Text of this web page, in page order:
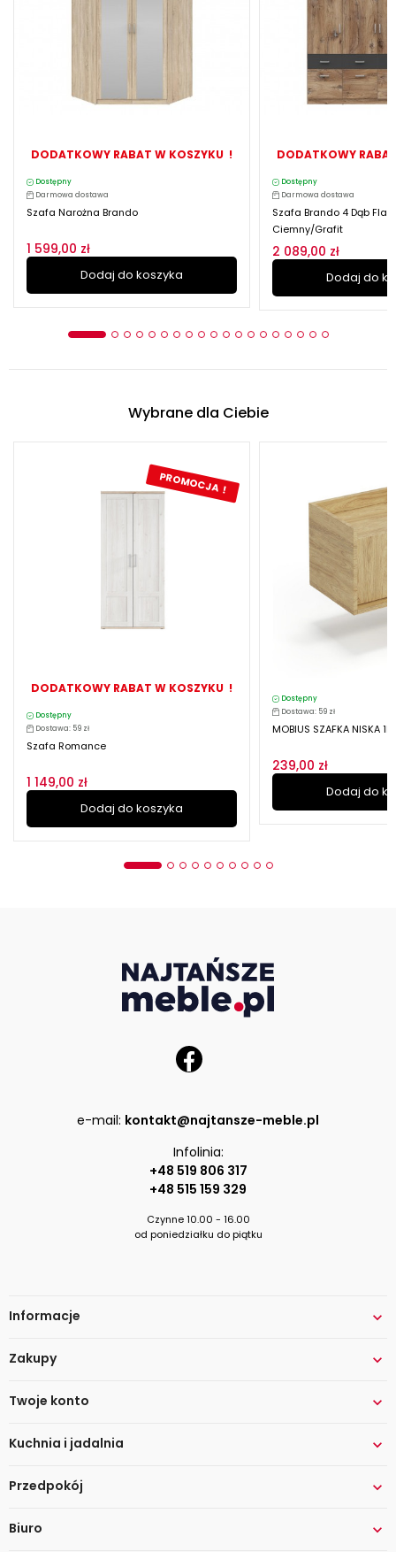
DODATKOWY RABAT W KOSZYKU !
Dostępny
Darmowa dostawa
Szafa Narożna Brando
1 599,00 zł
Dodaj do koszyka
DODATKOWY
Dostępny
Darmowa dostawa
Szafa Brando 4 Dąb
Ciemny/grafit
2 089,00 zł
Dodaj do
Wybrane dla Ciebie
PROMOCJA !
DODATKOWY RABAT W KOSZYKU !
Dostępny
Dostawa: 59 zł
Szafa Romance
1 149,00 zł
Dodaj do koszyka
Dostępny
Dostawa: 59 zł
MOBIUS SZAFKA NISKA
239,00 zł
Dodaj do
e-mail: kontakt@najtansze-meble.pl
Infolinia:
+48 519 806 317
+48 515 159 329
Czynne 10.00 - 16.00
od poniedziałku do piątku
Informacje 
Zakupy 
Twoje konto 
Kuchnia i jadalnia 
Przedpokój 
Biuro 